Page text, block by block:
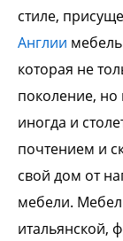
стиле,
Англии
которая не
поколение, но
иногда и
почтением и
свой дом от
мебели.
итальянской,